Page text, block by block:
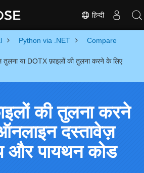
हिन्दी
Python via .NET Compare
या DOTX फ़ाइलों की तुलना करने के लिए
की तुलना करने
दस्तावेज़
और पायथन कोड